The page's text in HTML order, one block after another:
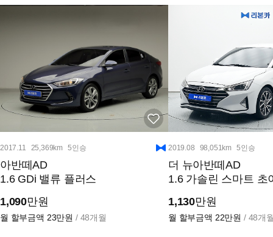
2017.11 25,369km 5인승
아반떼AD
1.6 GDi 밸류 플러스
1,090만원
월 할부금액 23만원 / 48개월
2019.08 98,051km 5인승
더 뉴아반떼AD
1.6 가솔린 스마트 초
1,130만원
월 할부금액 22만원 / 48개